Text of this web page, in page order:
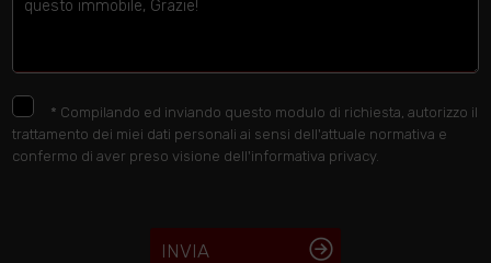
* Compilando ed inviando questo modulo di richiesta, autorizzo il
trattamento dei miei dati personali ai sensi dell'attuale normativa e
confermo di aver preso visione dell'informativa privacy.
INVIA